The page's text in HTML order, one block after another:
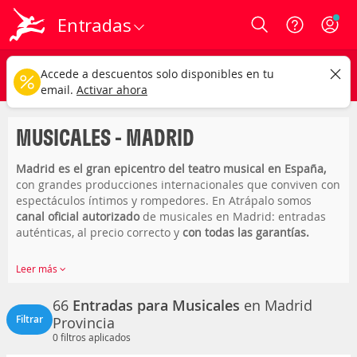
Entradas Login
Madrid provincia
Musicales Cualquier fecha
CAMBIAR
MUSICALES - MADRID
Madrid es el gran epicentro del teatro musical en España,
con grandes producciones internacionales que conviven con
espectáculos íntimos y rompedores. En Atrápalo somos
canal oficial autorizadode musicales en Madrid: entradas
auténticas, al precio correcto y con todas las garantías.
Entre los grandes títulos en cartelera encuentras
Wicked en el Nuevo Teatro Alcalá,
We Will
Rock Youy101 Dálmatasen el Gran Teatro CaixaBank
Príncipe Pío,SIX el Musical
Addams yEl tiempo entre costuras
Leer más
Filtrar
66 Entradas para Musicales en Madrid
Provincia
0filtros aplicados
Accede a descuentos solo disponibles en tu
email. Activar ahora